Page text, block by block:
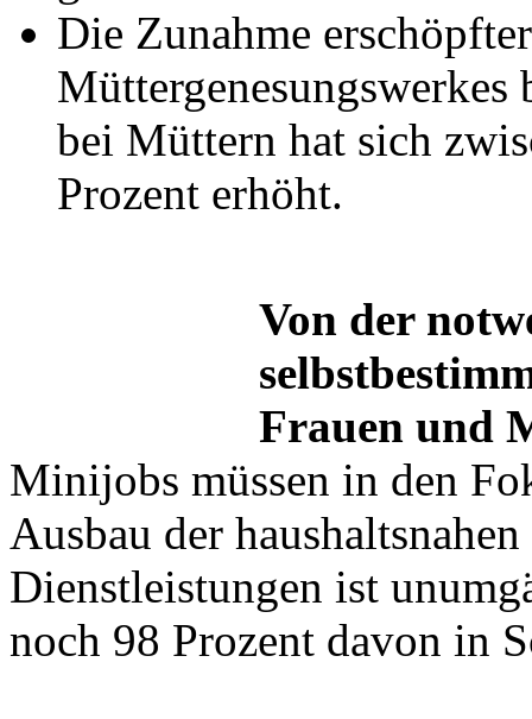
Die Zunahme
Müttergenesungswerkes
bei Müttern hat sich
Prozent erhöht.
Von der
Frauen und
Minijobs müssen in den
Ausbau der
Dienstleistungen ist
noch 98 Prozent davon in